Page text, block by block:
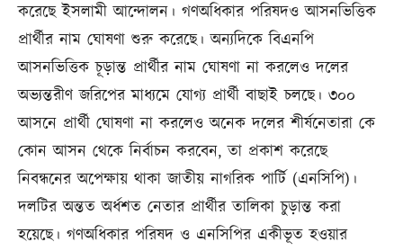
করেছে ইসলামী আন্দোলন। গণঅধিকার পরিষদও আসনভিত্তিক
প্রার্থীর নাম ঘোষণা শুরু করেছে। অন্যদিকে বিএনপি
আসনভিত্তিক চূড়ান্ত প্রার্থীর নাম ঘোষণা না করলেও দলের
অভ্যন্তরীণ জরিপের মাধ্যমে যোগ্য প্রার্থী বাছাই চলছে। ৩০০
আসনে প্রার্থী ঘোষণা না করলেও অনেক দলের শীর্ষনেতারা কে
কোন আসন থেকে নির্বাচন করবেন, তা প্রকাশ করেছে
নিবন্ধনের অপেক্ষায় থাকা জাতীয় নাগরিক পার্টি (এনসিপি)।
দলটির অন্তত অর্ধশত নেতার প্রার্থীর তালিকা চুড়ান্ত করা
হয়েছে। গণঅধিকার পরিষদ ও এনসিপির একীভূত হওয়ার